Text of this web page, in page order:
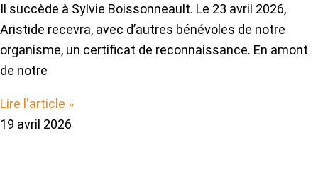
Il succède à Sylvie Boissonneault. Le 23 avril 2026,
Aristide recevra, avec d’autres bénévoles de notre
organisme, un certificat de reconnaissance. En amont
de notre
Lire l'article »
19 avril 2026